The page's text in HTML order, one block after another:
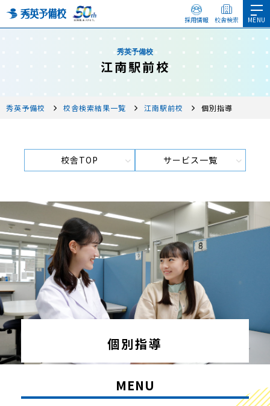
採用情報 校舎検索
秀英予備校
江南駅前校
秀英予備校 校舎検索結果一覧 江南駅前校 個別指導
校舎TOP サービス一覧
個別指導
MENU